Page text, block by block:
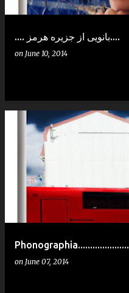
.... بانویی از جزیره هرمز....
on June 10, 2014
Phonographia.....................
on June 07, 2014